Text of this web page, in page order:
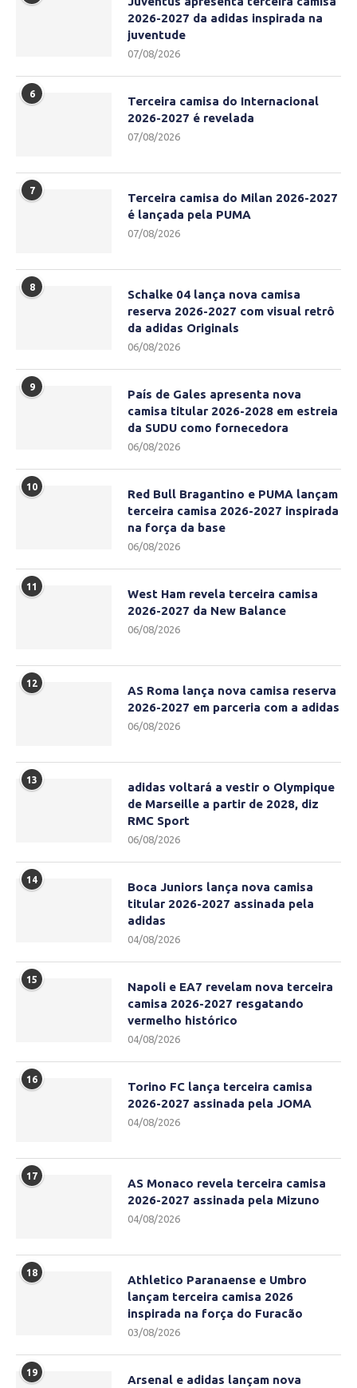
2026-2027 da adidas inspirada na
juventude
07/08/2026
6
Terceira camisa do Internacional
2026-2027 é revelada
07/08/2026
7
Terceira camisa do Milan 2026-2027
é lançada pela PUMA
07/08/2026
8
Schalke 04 lança nova camisa
reserva 2026-2027 com visual retrô
da adidas Originals
06/08/2026
9
País de Gales apresenta nova
camisa titular 2026-2028 em estreia
da SUDU como fornecedora
06/08/2026
10
Red Bull Bragantino e PUMA lançam
terceira camisa 2026-2027 inspirada
na força da base
06/08/2026
11
West Ham revela terceira camisa
2026-2027 da New Balance
06/08/2026
12
AS Roma lança nova camisa reserva
2026-2027 em parceria com a adidas
06/08/2026
13
adidas voltará a vestir o Olympique
de Marseille a partir de 2028, diz
RMC Sport
06/08/2026
14
Boca Juniors lança nova camisa
titular 2026-2027 assinada pela
adidas
04/08/2026
15
Napoli e EA7 revelam nova terceira
camisa 2026-2027 resgatando
vermelho histórico
04/08/2026
16
Torino FC lança terceira camisa
2026-2027 assinada pela JOMA
04/08/2026
17
AS Monaco revela terceira camisa
2026-2027 assinada pela Mizuno
04/08/2026
18
Athletico Paranaense e Umbro
lançam terceira camisa 2026
inspirada na força do Furacão
03/08/2026
19
Arsenal e adidas lançam nova